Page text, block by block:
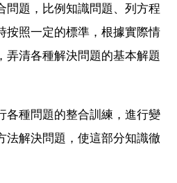
問題，比例知識問題、列方程
按照一定的標準，根據實際情
弄清各種解決問題的基本解題
各種問題的整合訓練，進行變
法解決問題，使這部分知識徹